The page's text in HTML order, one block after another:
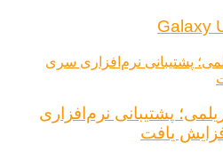
پشتیبانی نرم‌افزاری